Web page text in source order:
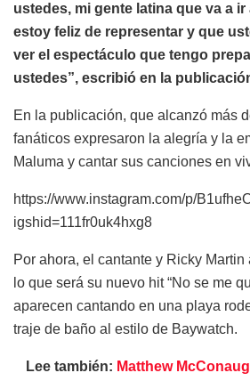
ustedes, mi gente latina que va a
estoy feliz de representar y que
ver el espectáculo que tengo
ustedes”, escribió en la
En la publicación, que alcanzó más
fanáticos expresaron la alegría y la
Maluma y cantar sus canciones en
https://www.instagram.com/p/
igshid=111fr0uk4hxg8
Por ahora, el cantante y Ricky
lo que será su nuevo hit “No se me
aparecen cantando en una playa
traje de baño al estilo de Baywatch.
Lee también: Matthew